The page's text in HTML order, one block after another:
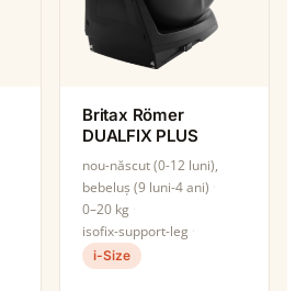
Britax Römer
DUALFIX PLUS
nou-născut (0-12 luni),
bebeluș (9 luni-4 ani)
0–20 kg
isofix-support-leg
i-Size